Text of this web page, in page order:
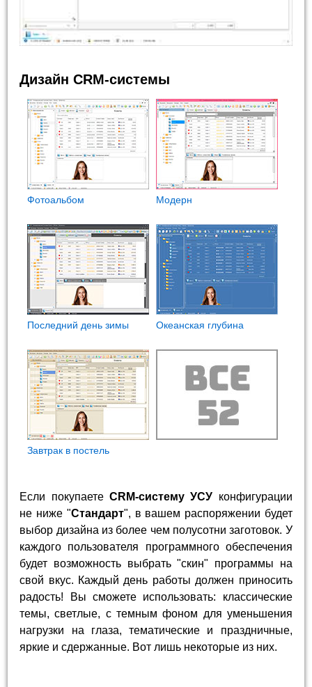
Дизайн CRM-системы
Фотоальбом Модерн
Последний день зимы Океанская глубина
Завтрак в постель
Если покупаете CRM-систему УСУ конфигурации
не ниже "Стандарт", в вашем распоряжении будет
выбор дизайна из более чем полусотни заготовок. У
каждого пользователя программного обеспечения
будет возможность выбрать "скин" программы на
свой вкус. Каждый день работы должен приносить
радость! Вы сможете использовать: классические
темы, светлые, с темным фоном для уменьшения
нагрузки на глаза, тематические и праздничные,
яркие и сдержанные. Вот лишь некоторые из них.